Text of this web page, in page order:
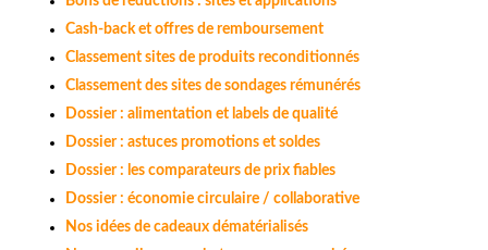
Cash-back et offres de remboursement
Classement sites de produits reconditionnés
Classement des sites de sondages rémunérés
Dossier : alimentation et labels de qualité
Dossier : astuces promotions et soldes
Dossier : les comparateurs de prix fiables
Dossier : économie circulaire / collaborative
Nos idées de cadeaux dématérialisés